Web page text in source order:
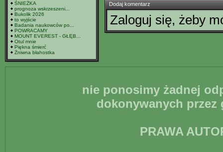
ŚNIEŻKA
prognoza wskrzeszeni...
Bukolik 2026
to wyjście
Badania naukowców po...
POWRACAMY
MOUNT EVEREST - GŁĘB...
Otul mnie
Piękna śmierć
Żniwna błahostka
Dodaj komentarz
Zaloguj się, żeby
nie ponosimy żadnej
dokonywanych
PRAWA